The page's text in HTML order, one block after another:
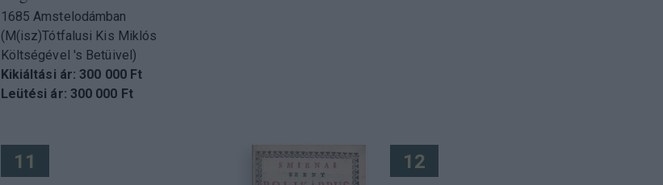
1685 Amstelodámban
(M(isz)Tótfalusi Kis Miklós
Költségével 's Betüivel)
Kikiáltási ár: 300 000 Ft
Leütési ár: 300 000 Ft
11 12